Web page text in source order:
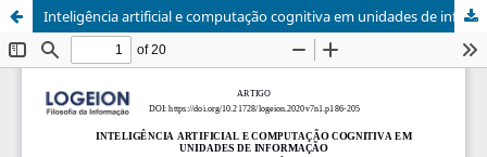
Inteligência artificial e computação cognitiva em unidades de informação